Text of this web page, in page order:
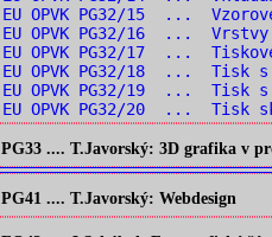
EU OPVK PG32/15 ...
EU OPVK PG32/16 ... Vrstvy
EU OPVK PG32/17 ...
EU OPVK PG32/18 ... Tisk s
EU OPVK PG32/19 ... Tisk
EU OPVK PG32/20 ... Tisk
PG33 .... T.Javorský: 3D grafika v
PG41 .... T.Javorský: Webdesign